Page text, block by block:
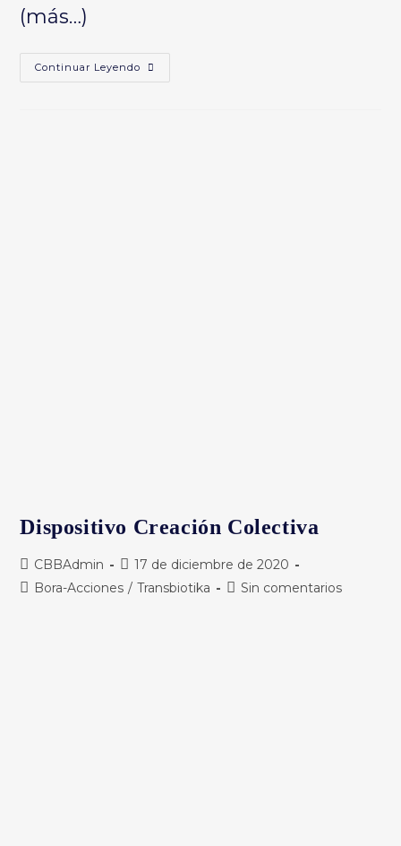
(más…)
Continuar Leyendo Conclusiones
Y
Dispositivo Creación Colectiva
Autor
de
CBBAdmin
Publicación
de
17 de diciembre de 2020
Categoría
Bora-Acciones / Transbiotika
Comentarios
Sin comentarios